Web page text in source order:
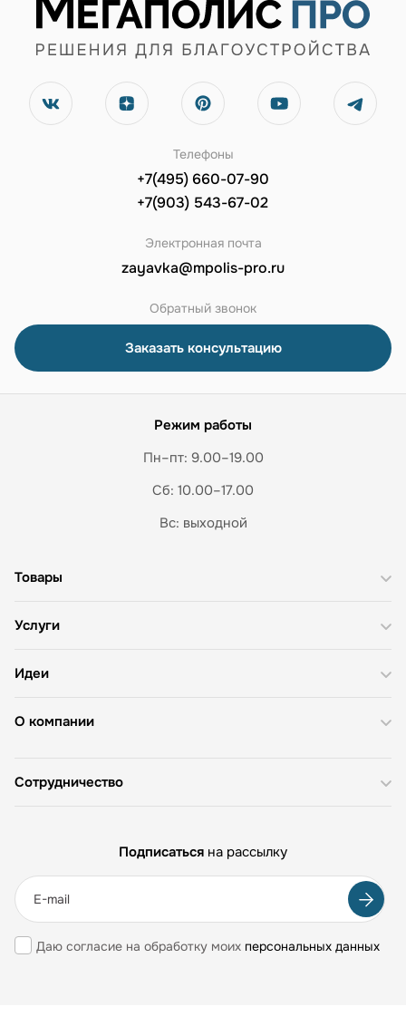
Телефоны
+7(495) 660-07-90
+7(903) 543-67-02
Электронная почта
zayavka@mpolis-pro.ru
Обратный звонок
Заказать консультацию
Режим работы
Пн–пт: 9.00–19.00
Сб: 10.00–17.00
Вс: выходной
О компании
Товары
Услуги
Идеи
Сотрудничество
Подписаться на рассылку
Даю согласие на обработку моих персональных данных